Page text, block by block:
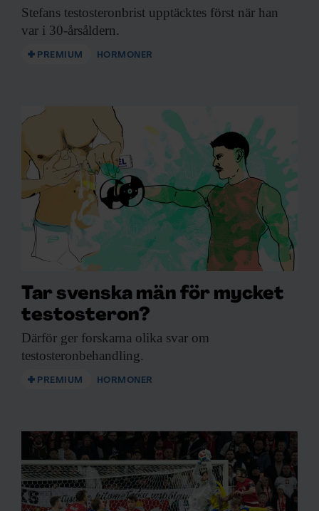
Stefans testosteronbrist upptäcktes först när han
var i 30-årsåldern.
PREMIUM HORMONER
Tar svenska män för mycket
testosteron?
Därför ger forskarna olika svar om
testosteronbehandling.
PREMIUM HORMONER